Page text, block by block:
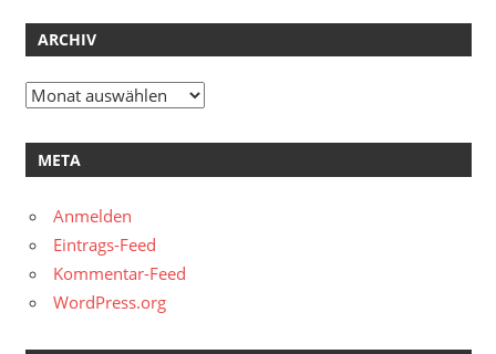
ARCHIV
Archiv
META
Anmelden
Eintrags-Feed
Kommentar-Feed
WordPress.org